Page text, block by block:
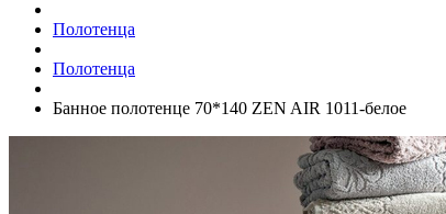
Полотенца
Полотенца
Банное полотенце 70*140 ZEN AIR 1011-белое